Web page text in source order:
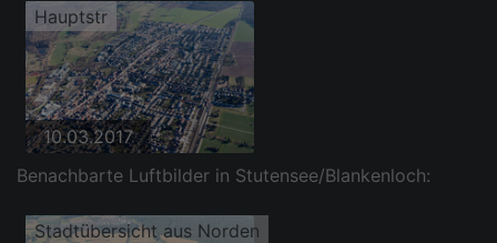
Hauptstr
10.03.2017
Benachbarte Luftbilder in Stutensee/Blankenloch:
Stadtübersicht aus Norden